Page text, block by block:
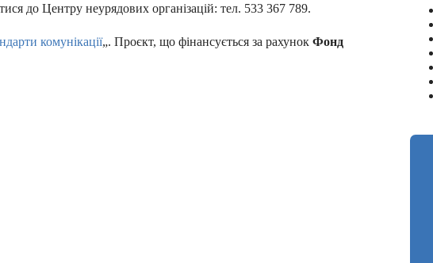
до Центру неурядових організацій: тел. 533 367 789.
комунікації„. Проєкт, що фінансується за рахунок Фонд